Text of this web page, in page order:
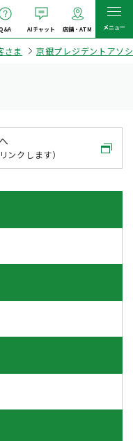
AIチャット 店舗・ATM メニュー
さま 京銀プレジデントアソ
ンクします）